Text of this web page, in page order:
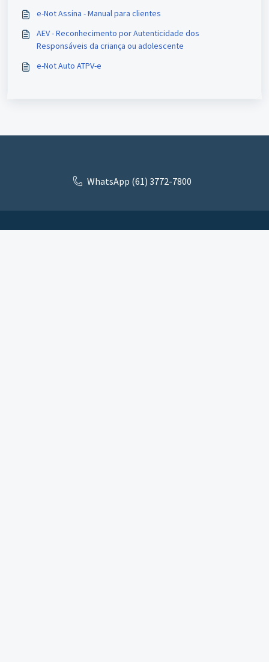
e-Not Assina - Manual para clientes
AEV - Reconhecimento por Autenticidade dos
Responsáveis da criança ou adolescente
e-Not Auto ATPV-e
WhatsApp (61) 3772-7800